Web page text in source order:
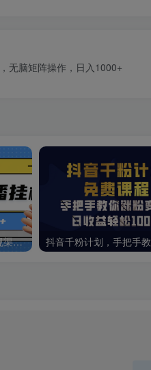
无脑矩阵操作，日入1000+
苏宁，抖音直播挂机，正规渠道一台电脑每天4-5小时收益200元